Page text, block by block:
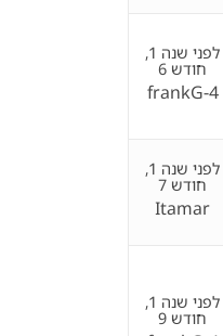
לפני שנה 1,
חודש 6
frankG-4
לפני שנה 1,
חודש 7
Itamar
לפני שנה 1,
חודש 9